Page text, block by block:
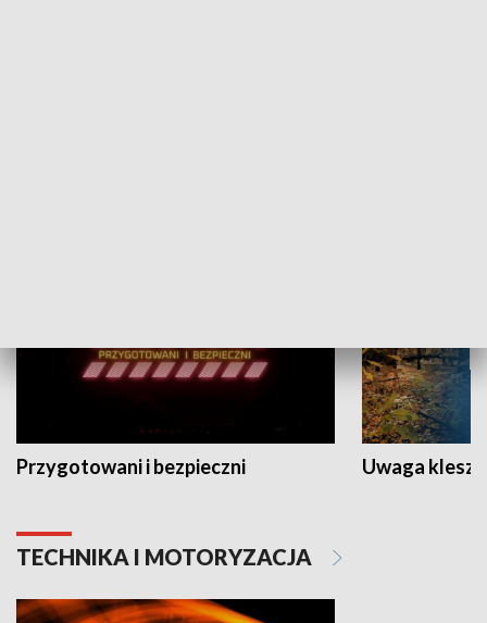
Przygotowani i bezpieczni Uwaga
TECHNIKA I MOTORYZACJA